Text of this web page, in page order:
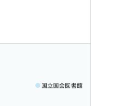
国立国会図書館